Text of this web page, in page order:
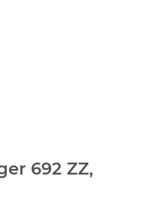
692 ZZ,